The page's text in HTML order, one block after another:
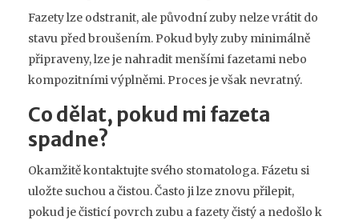
Fazety lze odstranit, ale původní zuby nelze vrátit do
stavu před broušením. Pokud byly zuby minimálně
připraveny, lze je nahradit menšími fazetami nebo
kompozitními výplněmi. Proces je však nevratný.
Co dělat, pokud mi fazeta
spadne?
Okamžitě kontaktujte svého stomatologa. Fázetu si
uložte suchou a čistou. Často ji lze znovu přilepit,
pokud je čisticí povrch zubu a fazety čistý a nedošlo k